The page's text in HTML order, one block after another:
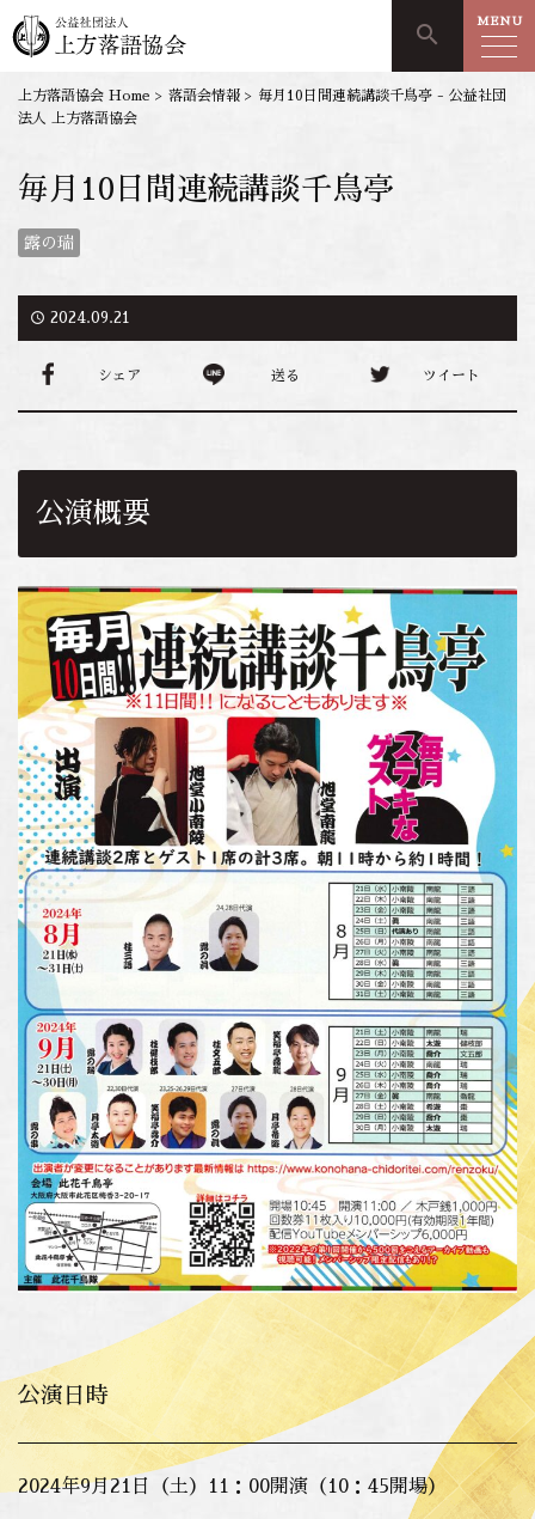
search MENU
上方落語協会 Home > 落語会情報 > 毎月10日間連続講談千鳥亭 - 公益社団
法人 上方落語協会
毎月10日間連続講談千鳥亭
露の瑞
access_time 2024.09.21
シェア 送る ツイート
公演概要
公演日時
2024年9月21日（土）11：00開演（10：45開場）